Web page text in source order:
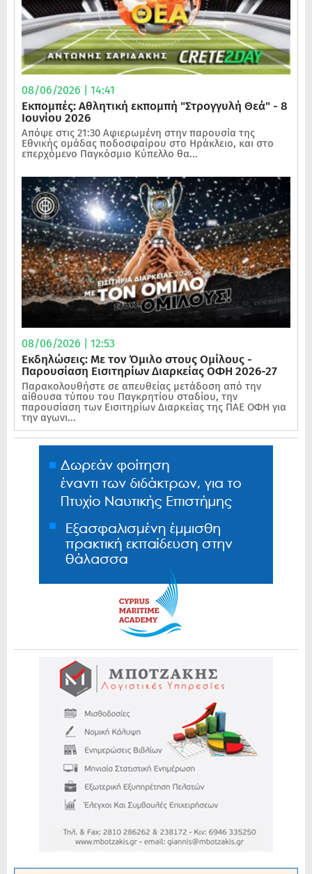
08/06/2026 | 14:41
Εκπομπές: Αθλητική εκπομπή "Στρογγυλή Θεά" - 8
Ιουνίου 2026
Απόψε στις 21:30 Αφιερωμένη στην παρουσία της
Εθνικής ομάδας ποδοσφαίρου στο Ηράκλειο, και στο
επερχόμενο Παγκόσμιο Κύπελλο θα...
08/06/2026 | 12:53
Εκδηλώσεις: Με τον Όμιλο στους Ομίλους -
Παρουσίαση Εισιτηρίων Διαρκείας ΟΦΗ 2026-27
Παρακολουθήστε σε απευθείας μετάδοση από την
αίθουσα τύπου του Παγκρητίου σταδίου, την
παρουσίαση των Εισιτηρίων Διαρκείας της ΠΑΕ ΟΦΗ για
την αγωνι...